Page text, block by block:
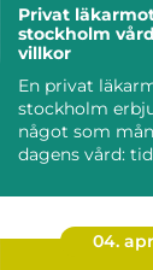
Privat
stockholm vård på dina
villkor
En privat
stockholm
något som
dagens vård:
04. apr